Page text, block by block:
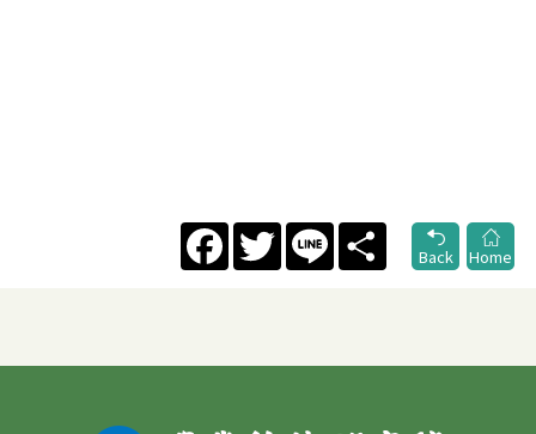
FacebookTwitter Line
Share
Back
Home